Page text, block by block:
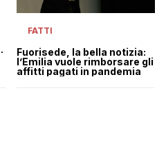
FATTI
Fuorisede, la bella notizia:
l’Emilia vuole rimborsare gli
affitti pagati in pandemia